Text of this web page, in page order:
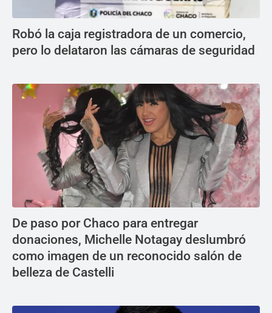
Robó la caja registradora de un comercio,
pero lo delataron las cámaras de seguridad
De paso por Chaco para entregar
donaciones, Michelle Notagay deslumbró
como imagen de un reconocido salón de
belleza de Castelli